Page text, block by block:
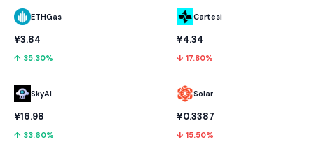
ETHGas
¥3.84
↑ 35.30%
SkyAI
¥16.98
↑ 33.60%
Cartesi
¥4.34
↓ 17.80%
Solar
¥0.3387
↓ 15.50%